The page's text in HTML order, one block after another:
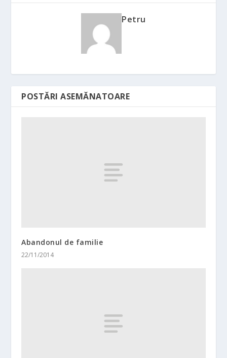
Petru
POSTĂRI ASEMĂNATOARE
Abandonul de familie
22/11/2014